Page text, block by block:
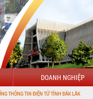
DOANH NGHIỆP
TIN ĐIỆN TỬ TỈNH ĐẮK LẮK